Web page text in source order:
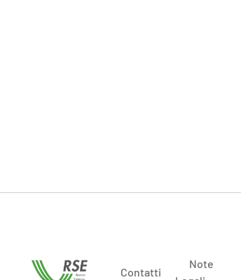
Contatti
Note